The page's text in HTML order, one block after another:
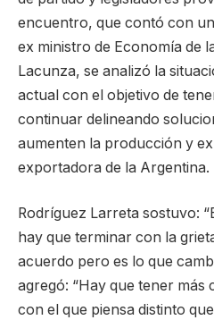
encuentro, que contó con
ex ministro de Economía de
Lacunza, se analizó la
actual con el objetivo de
continuar delineando
aumenten la producción y
exportadora de la Argentina.
Rodríguez Larreta sostuvo:
hay que terminar con la
acuerdo pero es lo que
agregó: “Hay que tener
con el que piensa distinto